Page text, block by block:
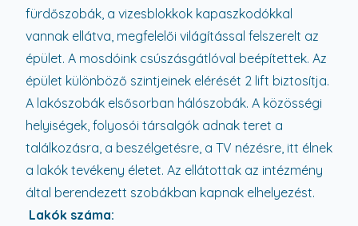
fürdőszobák, a vizesblokkok kapaszkodókkal
vannak ellátva, megfelelői világítással felszerelt az
épület. A mosdóink csúszásgátlóval beépítettek. Az
épület különböző szintjeinek elérését 2 lift biztosítja.
A lakószobák elsősorban hálószobák. A közösségi
helyiségek, folyosói társalgók adnak teret a
találkozásra, a beszélgetésre, a TV nézésre, itt élnek
a lakók tevékeny életet. Az ellátottak az intézmény
által berendezett szobákban kapnak elhelyezést.
Lakók száma: